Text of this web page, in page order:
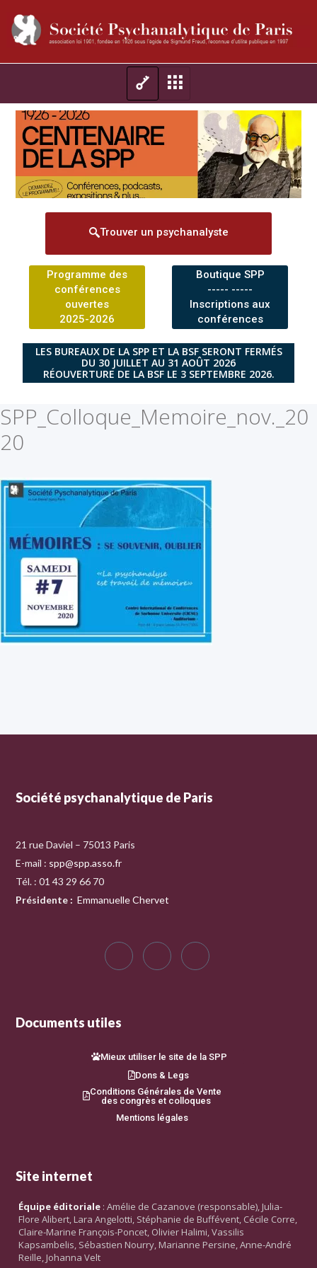
Trouver un psychanalyste
Programme des
conférences
ouvertes
2025-2026
Boutique SPP
----- -----
Inscriptions aux
conférences
LES BUREAUX DE LA SPP ET LA BSF SERONT FERMÉS
DU 30 JUILLET AU 31 AOÛT 2026
RÉOUVERTURE DE LA BSF LE 3 SEPTEMBRE 2026.
SPP_Colloque_Memoire_nov._20
20
Société psychanalytique de Paris
21 rue Daviel – 75013 Paris
E-mail : spp@spp.asso.fr
Tél. : 01 43 29 66 70
Présidente : Emmanuelle Chervet
Documents utiles
Mieux utiliser le site de la SPP
Dons & Legs
Conditions Générales de Vente
des congrès et colloques
Mentions légales
Site internet
Équipe éditoriale : Amélie de Cazanove (responsable), Julia-
Flore Alibert, Lara Angelotti, Stéphanie de Buffévent, Cécile Corre,
Claire-Marine François-Poncet, Olivier Halimi, Vassilis
Kapsambelis, Sébastien Nourry, Marianne Persine, Anne-André
Reille, Johanna Velt